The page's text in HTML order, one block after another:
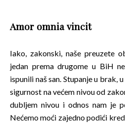
Amor omnia vincit
Iako, zakonski, naše preuzete
jedan prema drugome u BiH
ispunili naš san. Stupanje u brak,
sigurnost na većem nivou od
dubljem nivou i odnos nam je
Nećemo moći zajedno podići